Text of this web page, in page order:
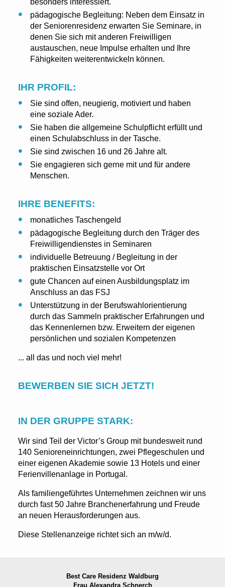
besonders interessiert.
pädagogische Begleitung: Neben dem Einsatz in
der Seniorenresidenz erwarten Sie Seminare, in
denen Sie sich mit anderen Freiwilligen
austauschen, neue Impulse erhalten und Ihre
Fähigkeiten weiterentwickeln können.
IHR PROFIL:
Sie sind offen, neugierig, motiviert und haben
eine soziale Ader.
Sie haben die allgemeine Schulpflicht erfüllt und
einen Schulabschluss in der Tasche.
Sie sind zwischen 16 und 26 Jahre alt.
Sie engagieren sich gerne mit und für andere
Menschen.
IHRE BENEFITS:
monatliches Taschengeld
pädagogische Begleitung durch den Träger des
Freiwilligendienstes in Seminaren
individuelle Betreuung / Begleitung in der
praktischen Einsatzstelle vor Ort
gute Chancen auf einen Ausbildungsplatz im
Anschluss an das FSJ
Unterstützung in der Berufswahlorientierung
durch das Sammeln praktischer Erfahrungen und
das Kennenlernen bzw. Erweitern der eigenen
persönlichen und sozialen Kompetenzen
... all das und noch viel mehr!
BEWERBEN SIE SICH JETZT!
IN DER GRUPPE STARK:
Wir sind Teil der Victor’s Group mit bundesweit rund
140 Senioreneinrichtungen, zwei Pflegeschulen und
einer eigenen Akademie sowie 13 Hotels und einer
Ferienvillenanlage in Portugal.
Als familiengeführtes Unternehmen zeichnen wir uns
durch fast 50 Jahre Branchenerfahrung und Freude
an neuen Herausforderungen aus.
Diese Stellenanzeige richtet sich an m/w/d.
Best Care Residenz Waldburg
Frau Alexandra Schnerch